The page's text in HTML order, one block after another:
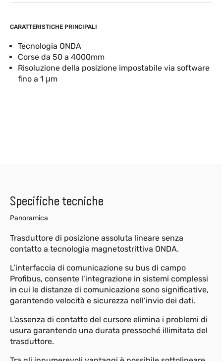
CARATTERISTICHE PRINCIPALI
Tecnologia ONDA
Corse da 50 a 4000mm
Risoluzione della posizione impostabile via software
fino a 1 μm
Specifiche tecniche
Panoramica
Trasduttore di posizione assoluta lineare senza
contatto a tecnologia magnetostrittiva ONDA.
L’interfaccia di comunicazione su bus di campo
Profibus, consente l’integrazione in sistemi complessi
in cui le distanze di comunicazione sono significative,
garantendo velocità e sicurezza nell’invio dei dati.
L’assenza di contatto del cursore elimina i problemi di
usura garantendo una durata pressoché illimitata del
trasduttore.